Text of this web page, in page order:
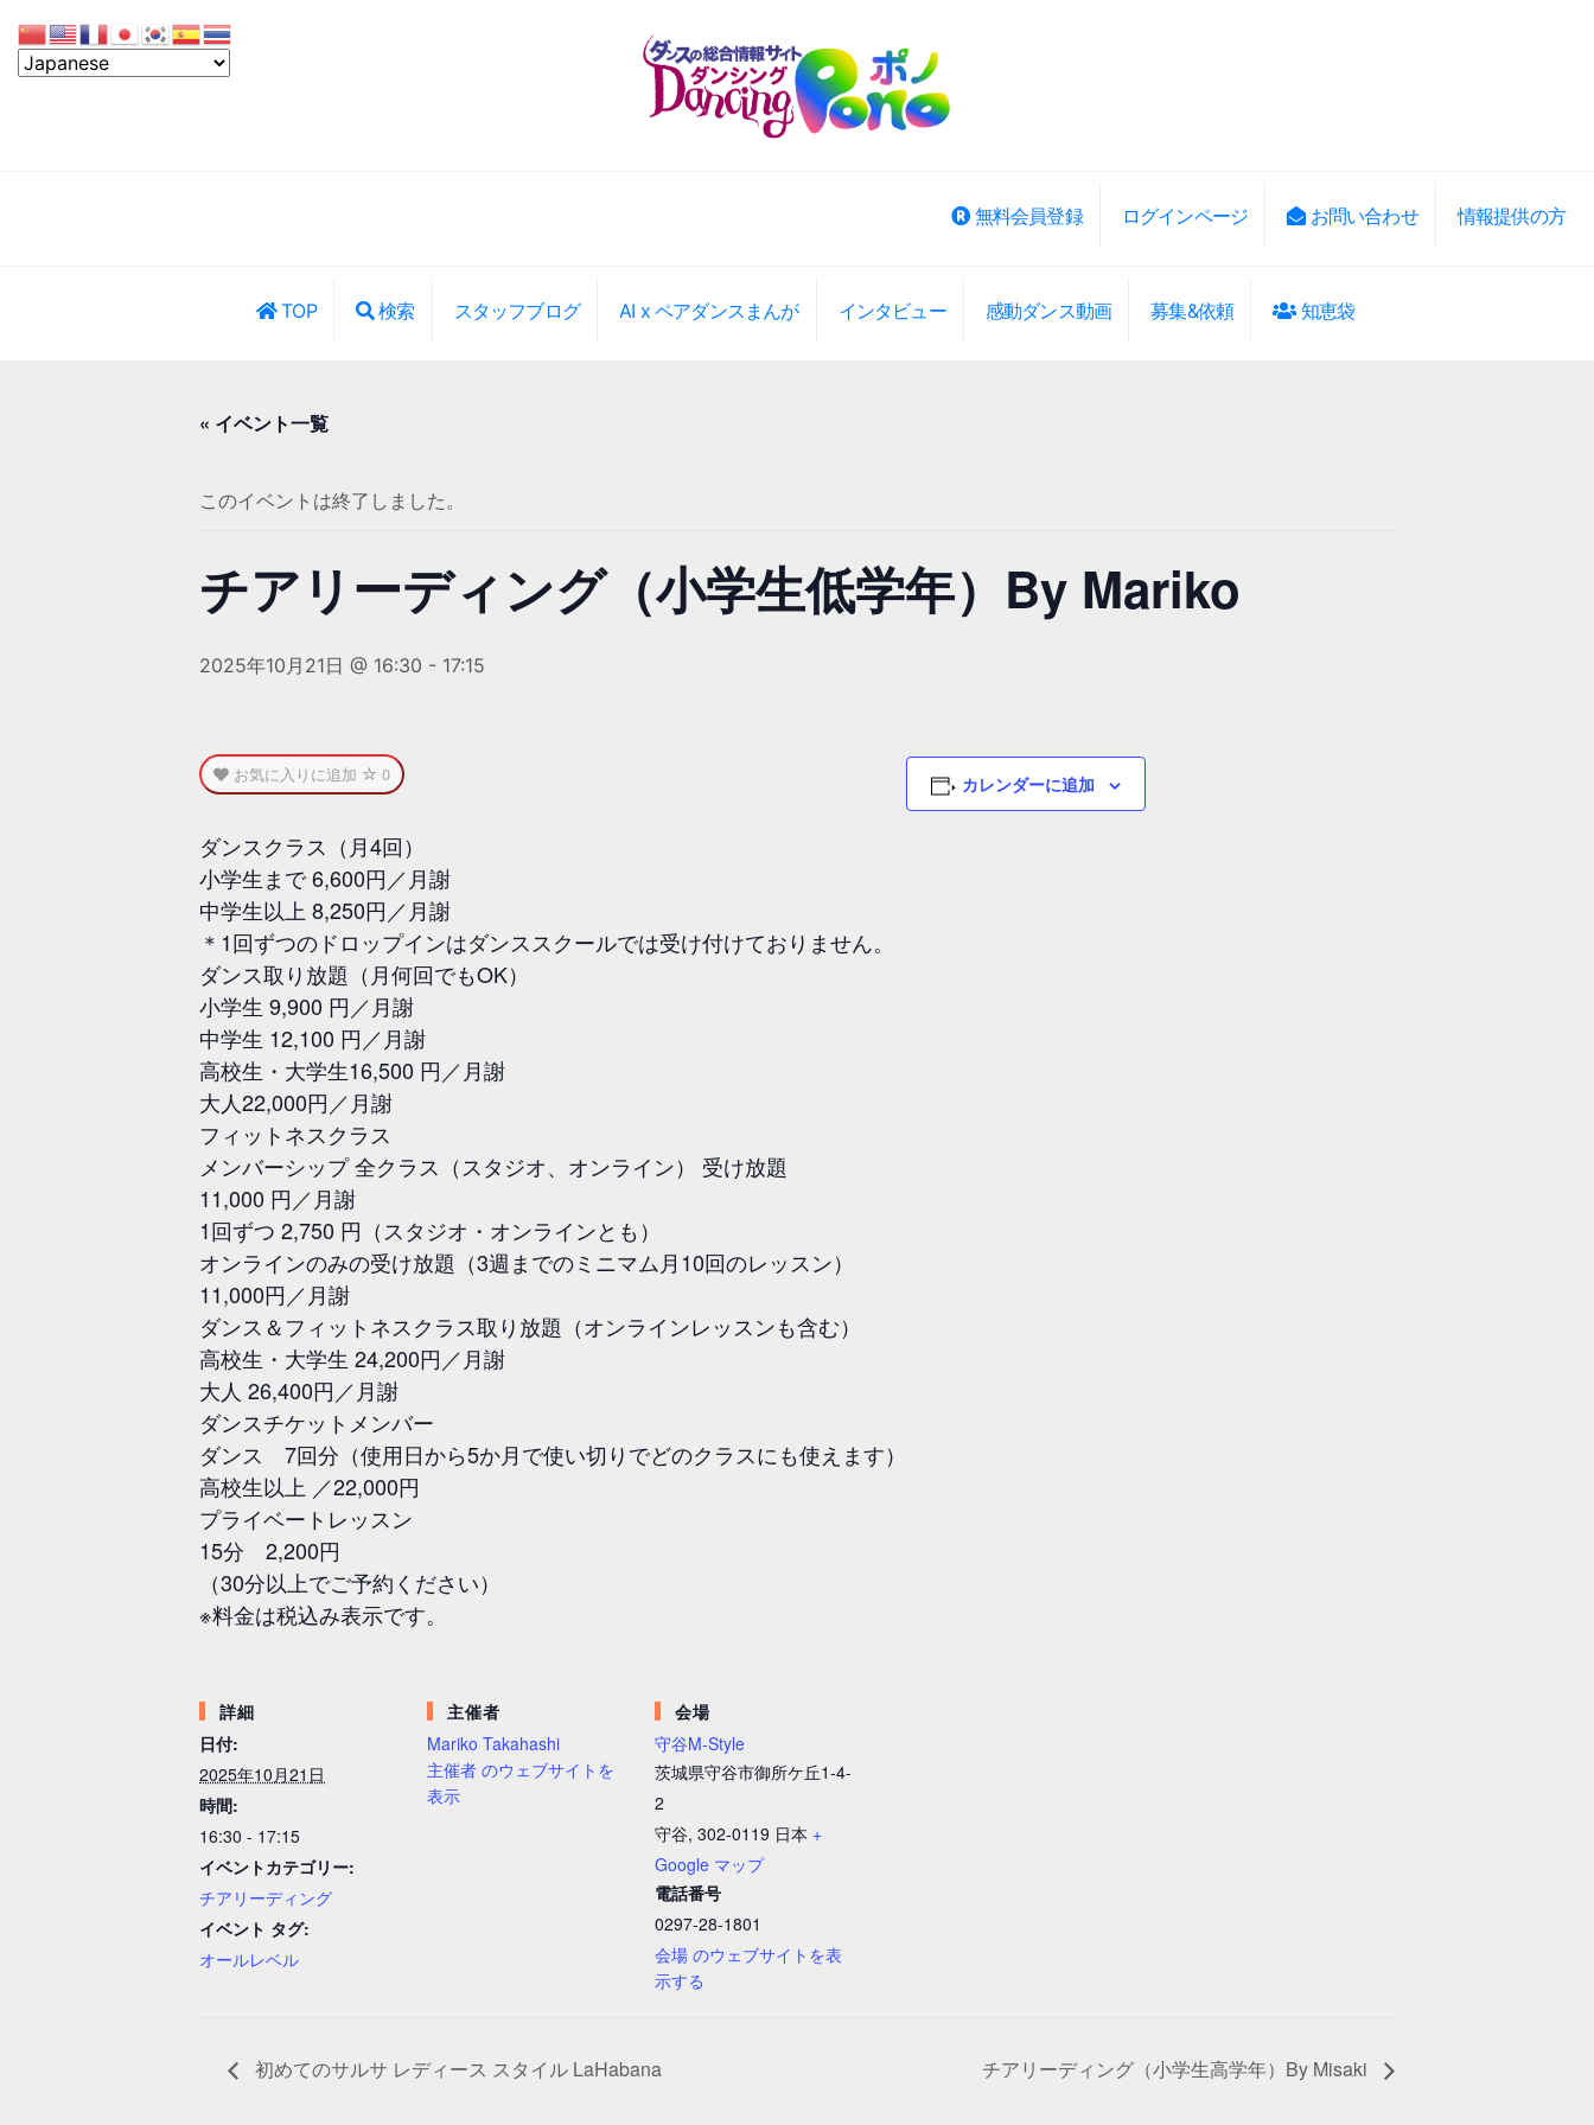
無料会員登録 ログインページ お問い合わせ 情報提供の方
TOP 検索 スタッフブログ AI x ペアダンスまんが インタビュー 感動ダンス動画 募集&依頼 知恵袋
« イベント一覧
このイベントは終了しました。
チアリーディング（小学生低学年）By Mariko
2025年10月21日 @ 16:30 - 17:15
お気に入りに追加 0
ダンスクラス（月4回）
小学生まで 6,600円／月謝
中学生以上 8,250円／月謝
＊1回ずつのドロップインはダンススクールでは受け付けておりません。
ダンス取り放題（月何回でもOK）
小学生 9,900 円／月謝
中学生 12,100 円／月謝
高校生・大学生16,500 円／月謝
大人22,000円／月謝
フィットネスクラス
メンバーシップ 全クラス（スタジオ、オンライン） 受け放題
11,000 円／月謝
1回ずつ 2,750 円（スタジオ・オンラインとも）
オンラインのみの受け放題（3週までのミニマム月10回のレッスン）
11,000円／月謝
ダンス＆フィットネスクラス取り放題（オンラインレッスンも含む）
高校生・大学生 24,200円／月謝
大人 26,400円／月謝
ダンスチケットメンバー
ダンス 7回分（使用日から5か月で使い切りでどのクラスにも使えます）
高校生以上 ／22,000円
プライベートレッスン
15分 2,200円
（30分以上でご予約ください）
※料金は税込み表示です。
カレンダーに追加
詳細
日付:
2025年10月21日
時間:
16:30 - 17:15
イベントカテゴリー:
チアリーディング
イベント タグ:
オールレベル
主催者
Mariko Takahashi
主催者 のウェブサイトを
表示
会場
守谷M-Style
茨城県守谷市御所ケ丘1-4-
2
守谷, 302-0119 日本 +
Google マップ
電話番号
0297-28-1801
会場 のウェブサイトを表
示する
初めてのサルサ レディース スタイル LaHabana チアリーディング（小学生高学年）By Misaki